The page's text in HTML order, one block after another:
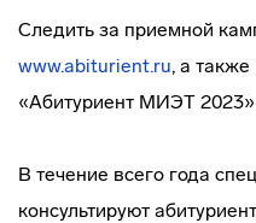
Следить за приемной
www.abiturient.ru, а также
«Абитуриент МИЭТ 2023»
В течение всего года
консультируют